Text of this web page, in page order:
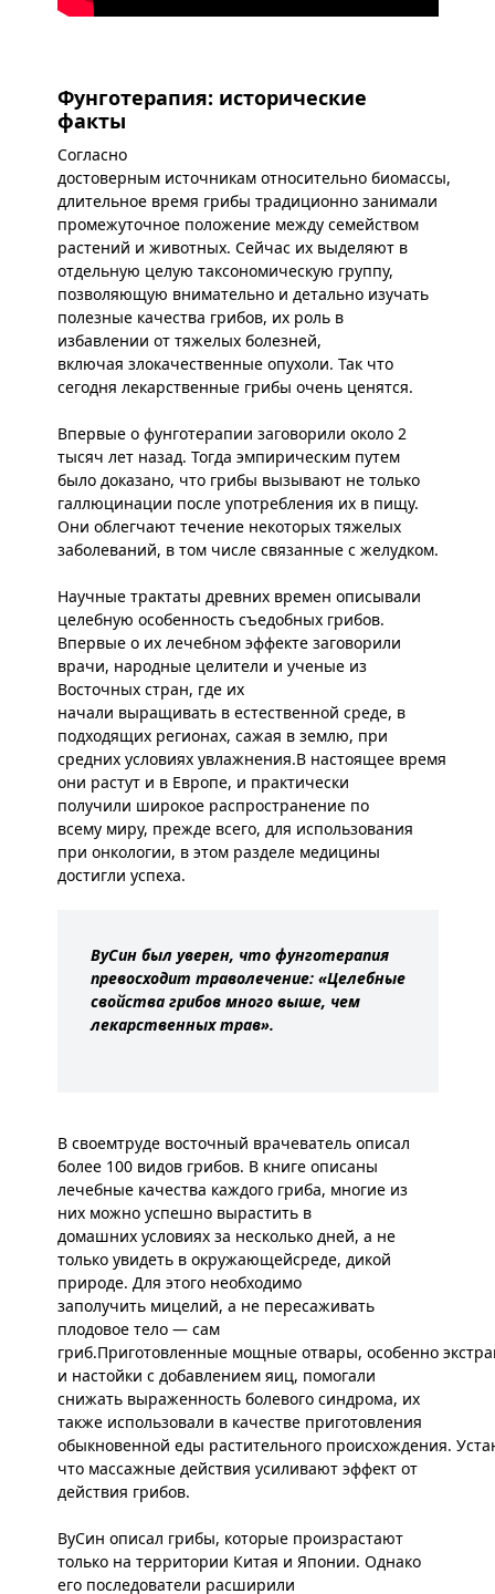
Фунготерапия: исторические
факты
Согласно
достоверным источникам относительно биомассы,
длительное время грибы традиционно занимали
промежуточное положение между семейством
растений и животных. Сейчас их выделяют в
отдельную целую таксономическую группу,
позволяющую внимательно и детально изучать
полезные качества грибов, их роль в
избавлении от тяжелых болезней,
включая злокачественные опухоли. Так что
сегодня лекарственные грибы очень ценятся.
Впервые о фунготерапии заговорили около 2
тысяч лет назад. Тогда эмпирическим путем
было доказано, что грибы вызывают не только
галлюцинации после употребления их в пищу.
Они облегчают течение некоторых тяжелых
заболеваний, в том числе связанные с желудком.
Научные трактаты древних времен описывали
целебную особенность съедобных грибов.
Впервые о их лечебном эффекте заговорили
врачи, народные целители и ученые из
Восточных стран, где их
начали выращивать в естественной среде, в
подходящих регионах, сажая в землю, при
средних условиях увлажнения.В настоящее время
они растут и в Европе, и практически
получили широкое распространение по
всему миру, прежде всего, для использования
при онкологии, в этом разделе медицины
достигли успеха.
ВуСин был уверен, что фунготерапия
превосходит траволечение: «Целебные
свойства грибов много выше, чем
лекарственных трав».
В своемтруде восточный врачеватель описал
более 100 видов грибов. В книге описаны
лечебные качества каждого гриба, многие из
них можно успешно вырастить в
домашних условиях за несколько дней, а не
только увидеть в окружающейсреде, дикой
природе. Для этого необходимо
заполучить мицелий, а не пересаживать
плодовое тело — сам
гриб.Приготовленные мощные отвары, особенно
и настойки с добавлением яиц, помогали
снижать выраженность болевого синдрома, их
также использовали в качестве приготовления
обыкновенной еды растительного происхождения.
что массажные действия усиливают эффект от
действия грибов.
ВуСин описал грибы, которые произрастают
только на территории Китая и Японии. Однако
его последователи расширили